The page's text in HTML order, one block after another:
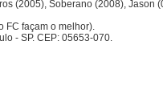
(2005), Soberano (2008),
FC façam o melhor).
- SP. CEP: 05653-070.